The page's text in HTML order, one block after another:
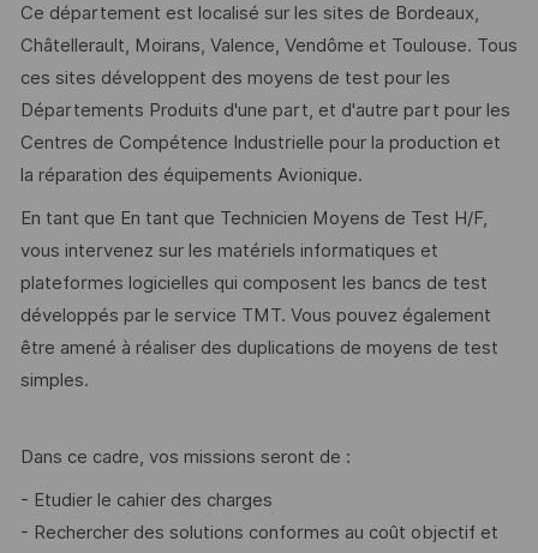
Ce département est localisé sur les sites de Bordeaux,
Châtellerault, Moirans, Valence, Vendôme et Toulouse. Tous
ces sites développent des moyens de test pour les
Départements Produits d'une part, et d'autre part pour les
Centres de Compétence Industrielle pour la production et
la réparation des équipements Avionique.
En tant que En tant que Technicien Moyens de Test H/F,
vous intervenez sur les matériels informatiques et
plateformes logicielles qui composent les bancs de test
développés par le service TMT. Vous pouvez également
être amené à réaliser des duplications de moyens de test
simples.
Dans ce cadre, vos missions seront de :
- Etudier le cahier des charges
- Rechercher des solutions conformes au coût objectif et